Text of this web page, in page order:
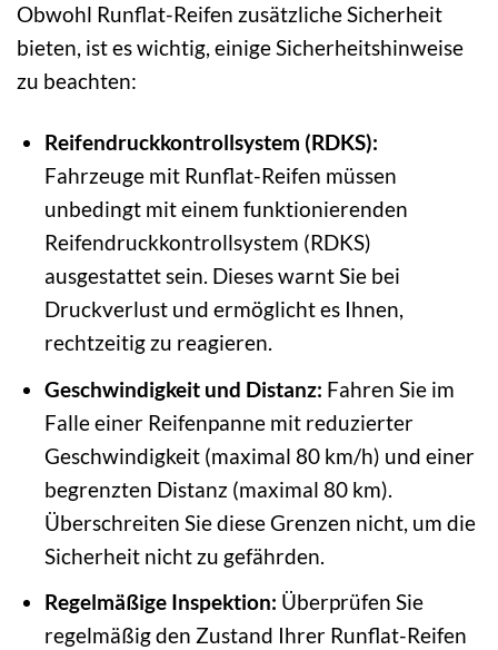
Obwohl Runflat-Reifen zusätzliche Sicherheit
bieten, ist es wichtig, einige Sicherheitshinweise
zu beachten:
Reifendruckkontrollsystem (RDKS):
Fahrzeuge mit Runflat-Reifen müssen
unbedingt mit einem funktionierenden
Reifendruckkontrollsystem (RDKS)
ausgestattet sein. Dieses warnt Sie bei
Druckverlust und ermöglicht es Ihnen,
rechtzeitig zu reagieren.
Geschwindigkeit und Distanz: Fahren Sie im
Falle einer Reifenpanne mit reduzierter
Geschwindigkeit (maximal 80 km/h) und einer
begrenzten Distanz (maximal 80 km).
Überschreiten Sie diese Grenzen nicht, um die
Sicherheit nicht zu gefährden.
Regelmäßige Inspektion: Überprüfen Sie
regelmäßig den Zustand Ihrer Runflat-Reifen